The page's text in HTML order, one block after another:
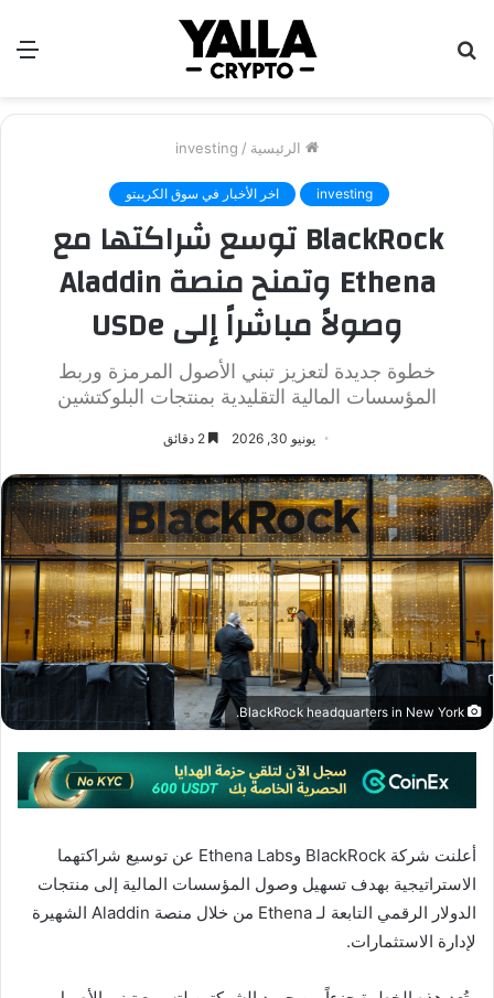
الرئيسية /
investing
investing اخر الأخبار في سوق الكريبتو
BlackRock توسع شراكتها مع
Ethena وتمنح منصة Aladdin
وصولاً مباشراً إلى USDe
خطوة جديدة لتعزيز تبني الأصول المرمزة وربط
المؤسسات المالية التقليدية بمنتجات البلوكتشين
يونيو 30, 2026 2 دقائق
أعلنت شركة BlackRock وEthena Labs عن توسيع شراكتهما
الاستراتيجية بهدف تسهيل وصول المؤسسات المالية إلى منتجات
الدولار الرقمي التابعة لـ Ethena من خلال منصة Aladdin الشهيرة
لإدارة الاستثمارات.